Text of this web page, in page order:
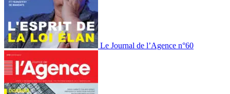
Le Journal de l’Agence n°60